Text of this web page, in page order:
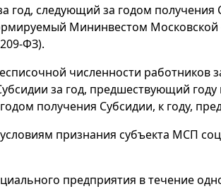
год, следующий за годом
Мининвестом Московской
ФЗ).
численности
за год, предшествующий
получения Субсидии, к году,
признания субъекта МСП
предприятия в течение